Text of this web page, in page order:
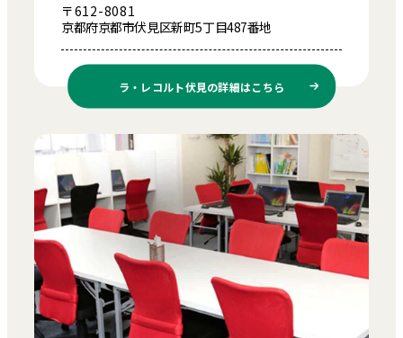
〒612-8081
京都府京都市伏見区新町5丁目487番地
ラ・レコルト伏見の詳細はこちら